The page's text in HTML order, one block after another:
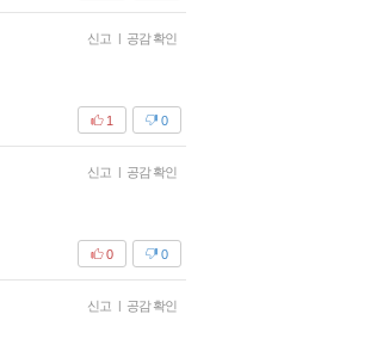
신고 | 공감 확인
0
1
신고 | 공감 확인
0
0
신고 | 공감 확인